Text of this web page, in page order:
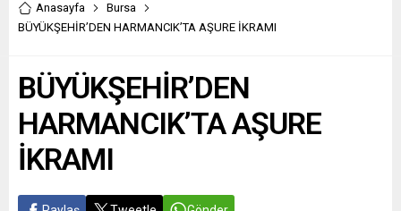
Anasayfa
Bursa
BÜYÜKŞEHİR’DEN HARMANCIK’TA AŞURE İKRAMI
BÜYÜKŞEHİR’DEN
HARMANCIK’TA AŞURE
İKRAMI